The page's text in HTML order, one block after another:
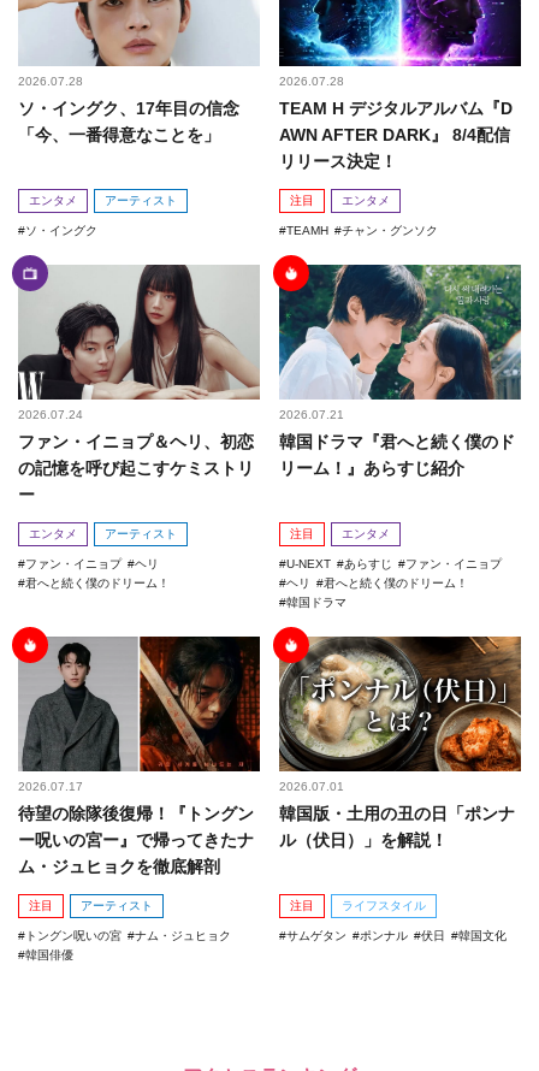
2026.07.28
ソ・イングク、17年目の信念
「今、一番得意なことを」
エンタメ アーティスト
ソ・イングク
2026.07.28
TEAM H デジタルアルバム『D
AWN AFTER DARK』 8/4配信
リリース決定！
注目 エンタメ
TEAMH チャン・グンソク
2026.07.24
ファン・イニョプ＆ヘリ、初恋
の記憶を呼び起こすケミストリ
ー
エンタメ アーティスト
ファン・イニョプ
ヘリ
君へと続く僕のドリーム！
2026.07.21
韓国ドラマ『君へと続く僕のド
リーム！』あらすじ紹介
注目 エンタメ
U-NEXT あらすじ
ファン・イニョプ
ヘリ
君へと続く僕のドリーム！
韓国ドラマ
2026.07.17
待望の除隊後復帰！『トングン
ー呪いの宮ー』で帰ってきたナ
ム・ジュヒョクを徹底解剖
注目 アーティスト
トングン呪いの宮
ナム・ジュヒョク
韓国俳優
2026.07.01
韓国版・土用の丑の日「ポンナ
ル（伏日）」を解説！
注目 ライフスタイル
サムゲタン ポンナル 伏日 韓国文化